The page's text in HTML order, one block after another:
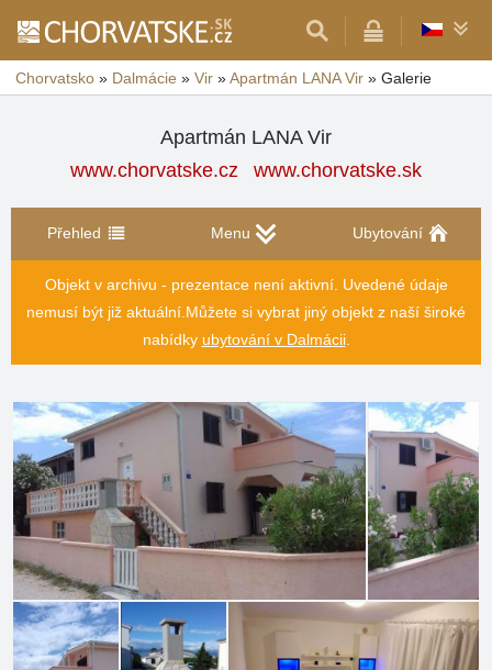
Chorvatsko » Dalmácie » Vir »Apartmán LANA Vir » Galerie
Apartmán LANA Vir
www.chorvatske.cz
www.chorvatske.sk
Přehled Menu Ubytování
Objekt v archivu - prezentace není aktivní. Uvedené údaje
nemusí být již aktuální. Můžete si vybrat jiný objekt z naší široké
nabídky ubytování v Dalmácii.